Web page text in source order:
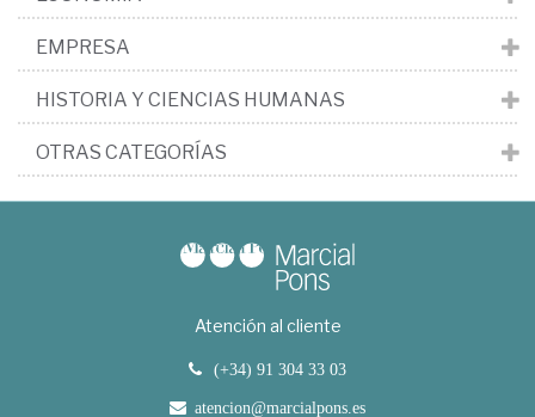
EMPRESA
HISTORIA Y CIENCIAS HUMANAS
OTRAS CATEGORÍAS
Atención al cliente
(+34) 91 304 33 03
atencion@marcialpons.es